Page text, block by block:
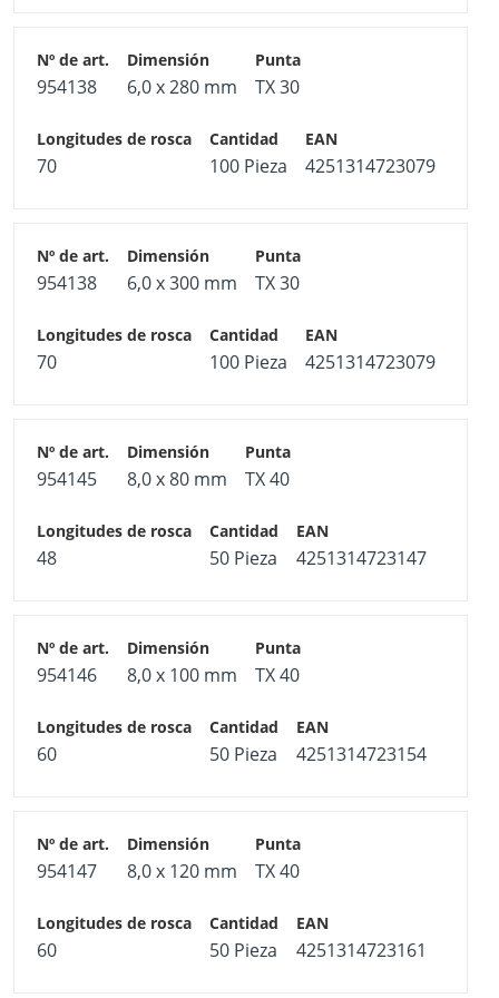
954138 6,0 x 280 mm TX 30
70 100 Pieza 4251314723079
954138 6,0 x 300 mm TX 30
70 100 Pieza 4251314723079
954145 8,0 x 80 mm TX 40
48 50 Pieza 4251314723147
954146 8,0 x 100 mm TX 40
60 50 Pieza 4251314723154
954147 8,0 x 120 mm TX 40
60 50 Pieza 4251314723161